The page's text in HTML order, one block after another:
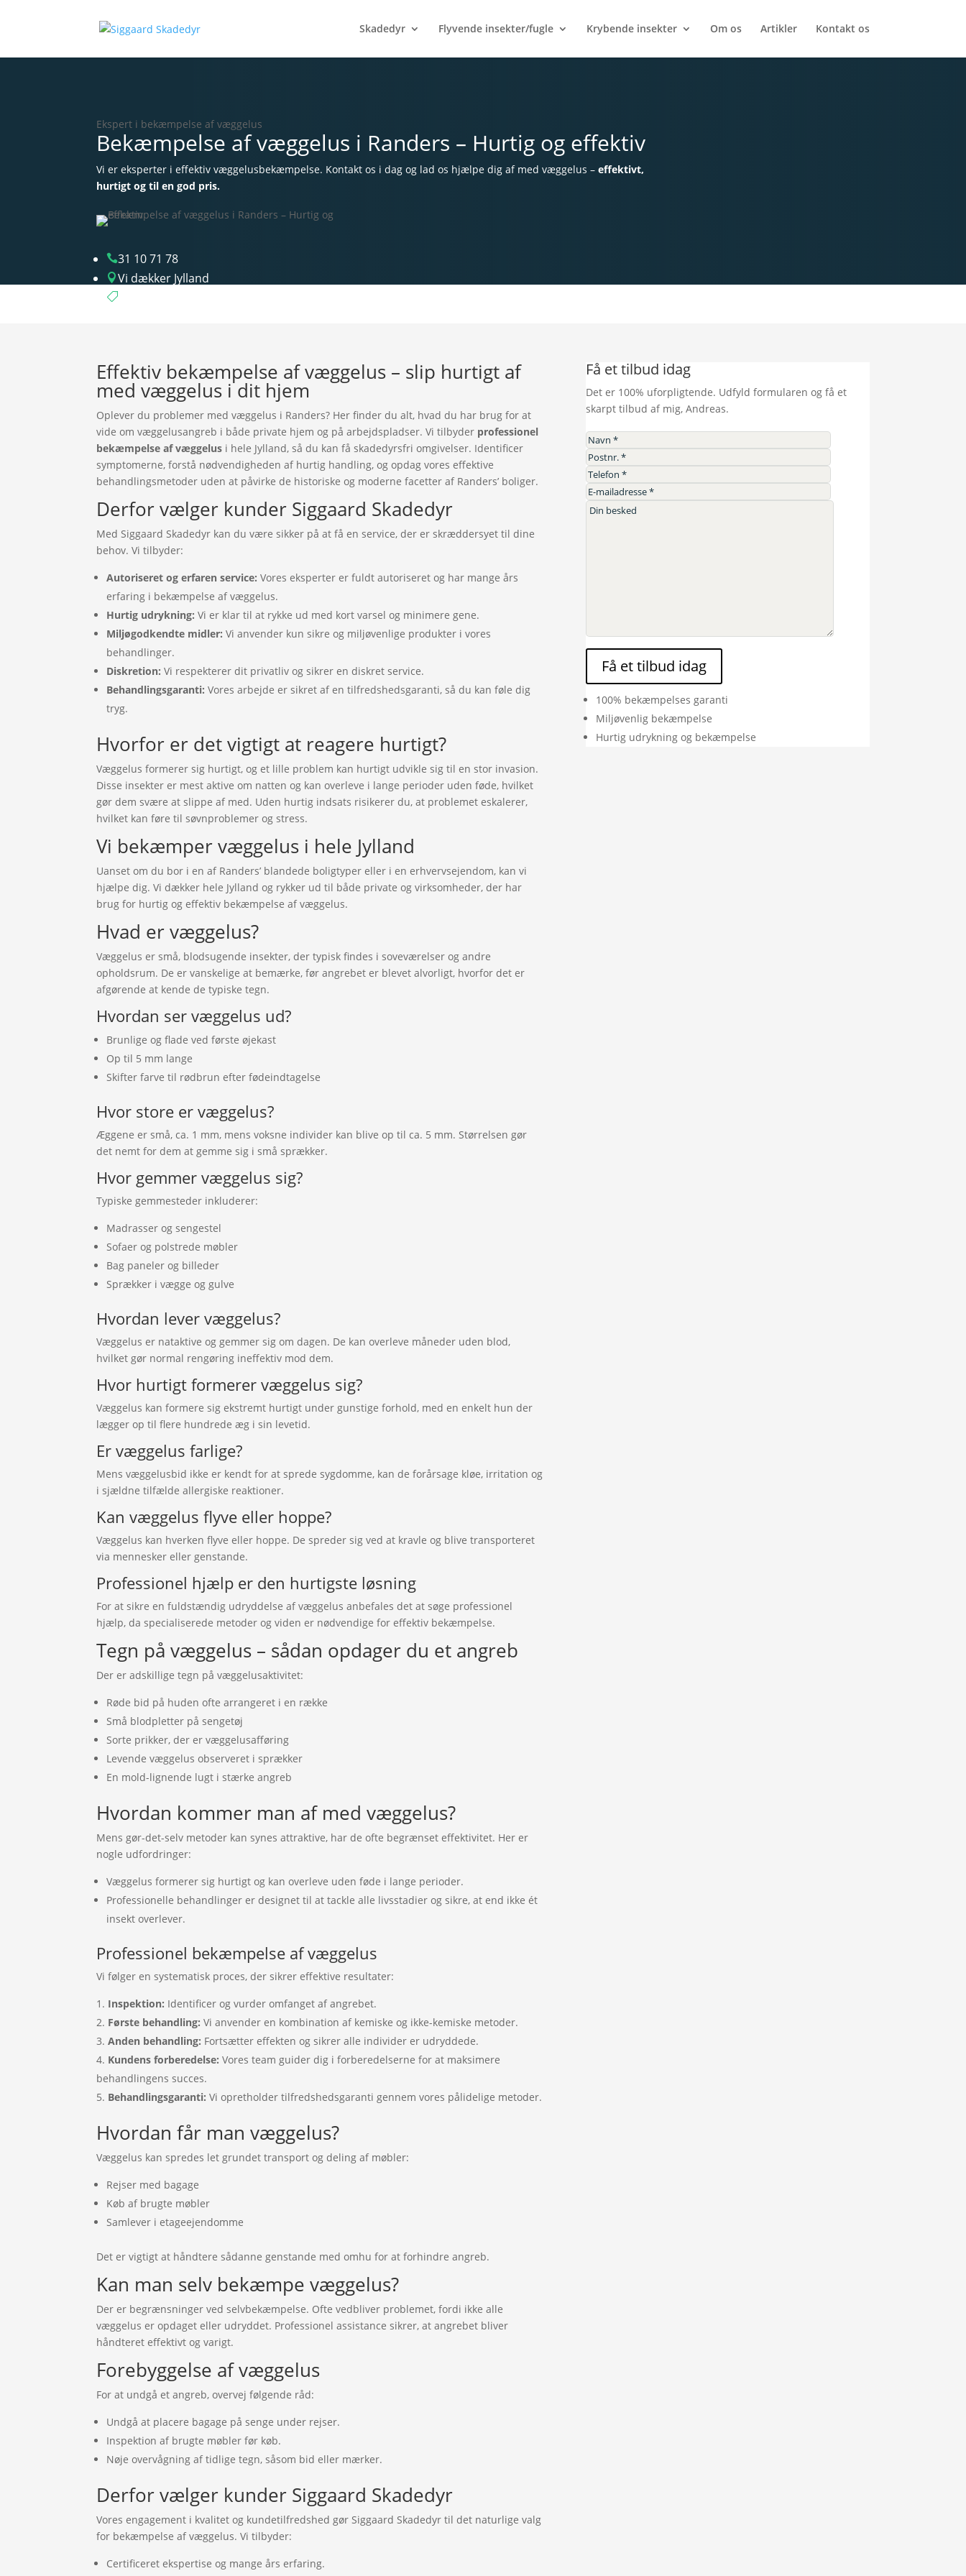
Skadedyr Flyvende insekter/fugle Krybende insekter Om os Artikler Kontakt os
Ekspert i bekæmpelse af væggelus
Bekæmpelse af væggelus i Randers – Hurtig og effektiv
Vi er eksperter i effektiv væggelusbekæmpelse. Kontakt os i dag og lad os hjælpe dig af med væggelus –effektivt,
hurtigt og til en god pris.
31 10 71 78
Vi dækker Jylland

Effektiv bekæmpelse af væggelus – slip hurtigt af
med væggelus i dit hjem
Oplever du problemer med væggelus i Randers? Her finder du alt, hvad du har brug for at
vide om væggelusangreb i både private hjem og på arbejdspladser. Vi tilbyder professionel
bekæmpelse af væggelus i hele Jylland, så du kan få skadedyrsfri omgivelser. Identificer
symptomerne, forstå nødvendigheden af hurtig handling, og opdag vores effektive
behandlingsmetoder uden at påvirke de historiske og moderne facetter af Randers’ boliger.
Derfor vælger kunder Siggaard Skadedyr
Med Siggaard Skadedyr kan du være sikker på at få en service, der er skræddersyet til dine
behov. Vi tilbyder:
Autoriseret og erfaren service: Vores eksperter er fuldt autoriseret og har mange års
erfaring i bekæmpelse af væggelus.
Hurtig udrykning: Vi er klar til at rykke ud med kort varsel og minimere gene.
Miljøgodkendte midler: Vi anvender kun sikre og miljøvenlige produkter i vores
behandlinger.
Diskretion: Vi respekterer dit privatliv og sikrer en diskret service.
Behandlingsgaranti: Vores arbejde er sikret af en tilfredshedsgaranti, så du kan føle dig
tryg.
Hvorfor er det vigtigt at reagere hurtigt?
Væggelus formerer sig hurtigt, og et lille problem kan hurtigt udvikle sig til en stor invasion.
Disse insekter er mest aktive om natten og kan overleve i lange perioder uden føde, hvilket
gør dem svære at slippe af med. Uden hurtig indsats risikerer du, at problemet eskalerer,
hvilket kan føre til søvnproblemer og stress.
Vi bekæmper væggelus i hele Jylland
Uanset om du bor i en af Randers’ blandede boligtyper eller i en erhvervsejendom, kan vi
hjælpe dig. Vi dækker hele Jylland og rykker ud til både private og virksomheder, der har
brug for hurtig og effektiv bekæmpelse af væggelus.
Hvad er væggelus?
Væggelus er små, blodsugende insekter, der typisk findes i soveværelser og andre
opholdsrum. De er vanskelige at bemærke, før angrebet er blevet alvorligt, hvorfor det er
afgørende at kende de typiske tegn.
Hvordan ser væggelus ud?
Brunlige og flade ved første øjekast
Op til 5 mm lange
Skifter farve til rødbrun efter fødeindtagelse
Hvor store er væggelus?
Æggene er små, ca. 1 mm, mens voksne individer kan blive op til ca. 5 mm. Størrelsen gør
det nemt for dem at gemme sig i små sprækker.
Hvor gemmer væggelus sig?
Typiske gemmesteder inkluderer:
Madrasser og sengestel
Sofaer og polstrede møbler
Bag paneler og billeder
Sprækker i vægge og gulve
Hvordan lever væggelus?
Væggelus er nataktive og gemmer sig om dagen. De kan overleve måneder uden blod,
hvilket gør normal rengøring ineffektiv mod dem.
Hvor hurtigt formerer væggelus sig?
Væggelus kan formere sig ekstremt hurtigt under gunstige forhold, med en enkelt hun der
lægger op til flere hundrede æg i sin levetid.
Er væggelus farlige?
Mens væggelusbid ikke er kendt for at sprede sygdomme, kan de forårsage kløe, irritation og
i sjældne tilfælde allergiske reaktioner.
Kan væggelus flyve eller hoppe?
Væggelus kan hverken flyve eller hoppe. De spreder sig ved at kravle og blive transporteret
via mennesker eller genstande.
Professionel hjælp er den hurtigste løsning
For at sikre en fuldstændig udryddelse af væggelus anbefales det at søge professionel
hjælp, da specialiserede metoder og viden er nødvendige for effektiv bekæmpelse.
Tegn på væggelus – sådan opdager du et angreb
Der er adskillige tegn på væggelusaktivitet:
Røde bid på huden ofte arrangeret i en række
Små blodpletter på sengetøj
Sorte prikker, der er væggelusafføring
Levende væggelus observeret i sprækker
En mold-lignende lugt i stærke angreb
Hvordan kommer man af med væggelus?
Mens gør-det-selv metoder kan synes attraktive, har de ofte begrænset effektivitet. Her er
nogle udfordringer:
Væggelus formerer sig hurtigt og kan overleve uden føde i lange perioder.
Professionelle behandlinger er designet til at tackle alle livsstadier og sikre, at end ikke ét
insekt overlever.
Professionel bekæmpelse af væggelus
Vi følger en systematisk proces, der sikrer effektive resultater:
Inspektion: Identificer og vurder omfanget af angrebet.
Første behandling: Vi anvender en kombination af kemiske og ikke-kemiske metoder.
Anden behandling: Fortsætter effekten og sikrer alle individer er udryddede.
Kundens forberedelse: Vores team guider dig i forberedelserne for at maksimere
behandlingens succes.
Behandlingsgaranti: Vi opretholder tilfredshedsgaranti gennem vores pålidelige metoder.
Hvordan får man væggelus?
Væggelus kan spredes let grundet transport og deling af møbler:
Rejser med bagage
Køb af brugte møbler
Samlever i etageejendomme
Det er vigtigt at håndtere sådanne genstande med omhu for at forhindre angreb.
Kan man selv bekæmpe væggelus?
Der er begrænsninger ved selvbekæmpelse. Ofte vedbliver problemet, fordi ikke alle
væggelus er opdaget eller udryddet. Professionel assistance sikrer, at angrebet bliver
håndteret effektivt og varigt.
Forebyggelse af væggelus
For at undgå et angreb, overvej følgende råd:
Undgå at placere bagage på senge under rejser.
Inspektion af brugte møbler før køb.
Nøje overvågning af tidlige tegn, såsom bid eller mærker.
Derfor vælger kunder Siggaard Skadedyr
Vores engagement i kvalitet og kundetilfredshed gør Siggaard Skadedyr til det naturlige valg
for bekæmpelse af væggelus. Vi tilbyder:
Certificeret ekspertise og mange års erfaring.
Få et tilbud idag
Det er 100% uforpligtende. Udfyld formularen og få et
skarpt tilbud af mig, Andreas.
Få et tilbud idag
100% bekæmpelses garanti
Miljøvenlig bekæmpelse
Hurtig udrykning og bekæmpelse